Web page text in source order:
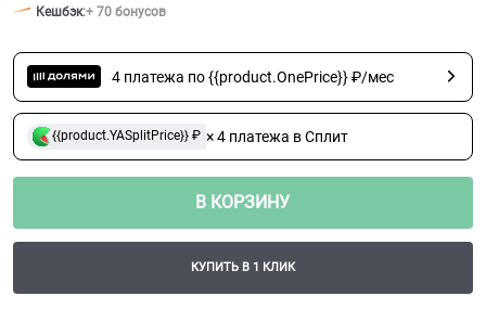
Кешбэк:+ 70 бонусов
4 платежа по {{product.OnePrice}} ₽/мес
{{product.YASplitPrice}} ₽ × 4 платежа в Сплит
В КОРЗИНУ
КУПИТЬ В 1 КЛИК